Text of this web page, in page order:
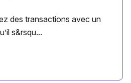
des transactions avec un
s&rsqu...